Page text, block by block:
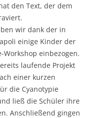
den Text, der dem
wir dank der in
einige Kinder der
einbezogen.
laufende Projekt
einer kurzen
die Cyanotypie
ließ die Schüler ihre
Anschließend gingen